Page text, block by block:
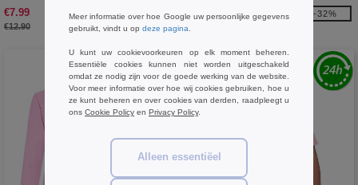
€7.99
€12.90
-38%
€12.99
€19.20
-32%
Meer informatie over hoe Google uw persoonlijke gegevens
gebruikt, vindt u op deze pagina
U kunt uw cookievoorkeuren op elk moment beheren.
Essentiële cookies kunnen niet worden uitgeschakeld
omdat ze nodig zijn voor de goede werking van de website.
Voor meer informatie over hoe wij cookies gebruiken, hoe u
ze kunt beheren en over cookies van derden, raadpleegt u
ons Cookie Policy en Privacy Policy.
Alleen essentiëel